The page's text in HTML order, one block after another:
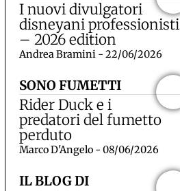
I nuovi divulgatori
disneyani professionisti
– 2026 edition
Andrea Bramini - 22/06/2026
SONO FUMETTI
Rider Duck e i
predatori del fumetto
perduto
Marco D'Angelo - 08/06/2026
IL BLOG DI